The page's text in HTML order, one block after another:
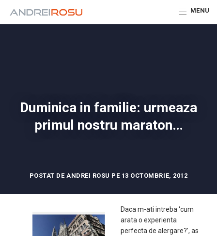
MENU
Duminica in familie: urmeaza
primul nostru maraton…
POSTAT DE ANDREI ROSU PE 13 OCTOMBRIE, 2012
Daca m-ati intreba ‘cum
arata o experienta
perfecta de alergare?’, as